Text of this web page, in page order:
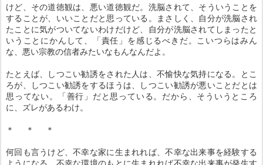
けど、その道徳観は、悪い道徳観だ。洗脳されて、そういうことを
することが、いいことだと思っている。まさしく、自分が洗脳され
たことに気がついてないわけだけど、自分が洗脳されてしまったと
いうことにかんして、「責任」を感じるべきだ。こいつらはみん
な、悪い宗教の信者みたいなもんなんだよ。
たとえば、しつこい勧誘をされた人は、不愉快な気持になる。とこ
ろが、しつこい勧誘をするほうは、しつこい勧誘が悪いことだとは
思ってない。「善行」だと思っている。だから、そういうところ
に、ズレがあるわけ。
＊ ＊ ＊
何回も言うけど、不幸な家に生まれれば、不幸な出来事を経験する
ようになる。不幸な環境のもとに生まれれば不幸な出来事が発生す